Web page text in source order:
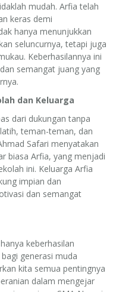
mudah. Arfia telah
keras demi
hanya menunjukkan
seluncurnya, tetapi juga
Keberhasilannya ini
semangat juang yang
dan Keluarga
dari dukungan tanpa
teman-teman, dan
Safari menyatakan
biasa Arfia, yang menjadi
ini. Keluarga Arfia
impian dan
dan semangat
keberhasilan
generasi muda
kita semua pentingnya
dalam mengejar